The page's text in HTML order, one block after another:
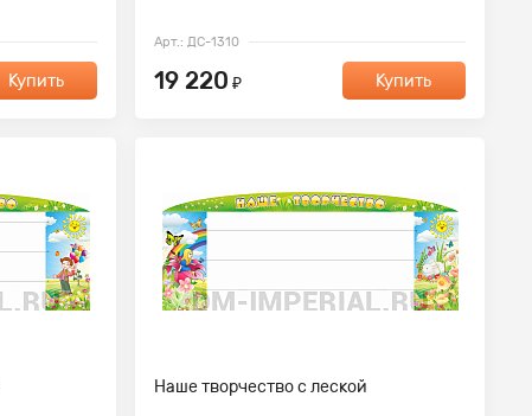
Купить
Арт.: ДС-1310
19 220 ₽ Купить
Наше творчество с леской